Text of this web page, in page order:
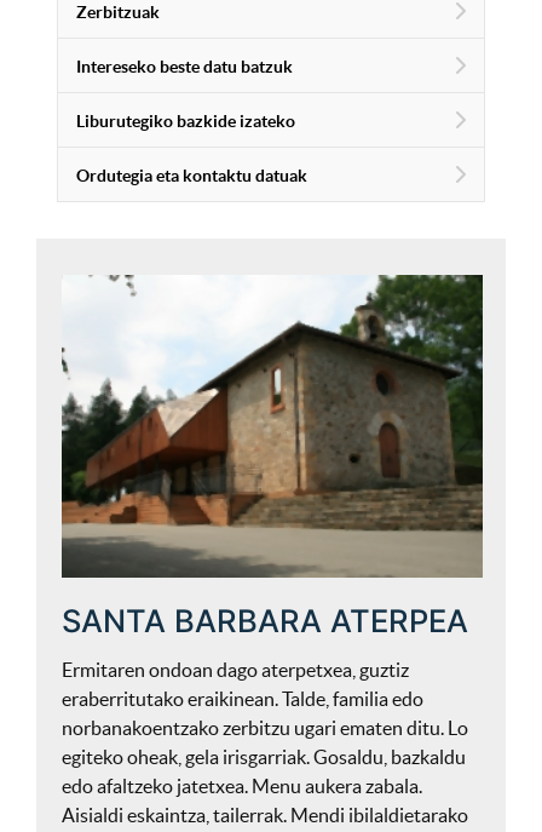
Zerbitzuak
Intereseko beste datu batzuk
Liburutegiko bazkide izateko
Ordutegia eta kontaktu datuak
SANTA BARBARA ATERPEA
Ermitaren ondoan dago aterpetxea, guztiz
eraberritutako eraikinean. Talde, familia edo
norbanakoentzako zerbitzu ugari ematen ditu. Lo
egiteko oheak, gela irisgarriak. Gosaldu, bazkaldu
edo afaltzeko jatetxea. Menu aukera zabala.
Aisialdi eskaintza, tailerrak. Mendi ibilaldietarako